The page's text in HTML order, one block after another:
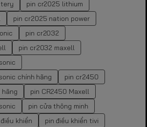
pin cr2025 lithium
pin cr2025 nation power
pin cr2032
pin cr2032 maxell
chính hãng
pin cr2450
hãng
pin CR2450 Maxell
pin cửa thông minh
khiển
pin điều khiển tivi